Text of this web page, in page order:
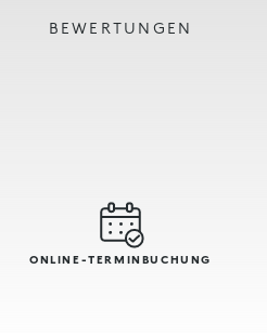
BEWERTUNGEN
ONLINE-TERMINBUCHUNG